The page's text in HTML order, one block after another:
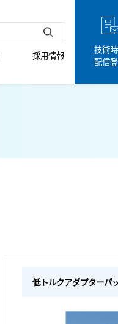
採用情報
技術
配信
低トルクアダプターパ